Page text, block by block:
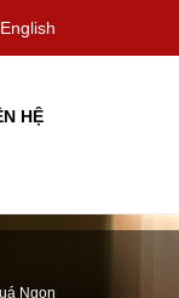
English
HỆ
Ngon